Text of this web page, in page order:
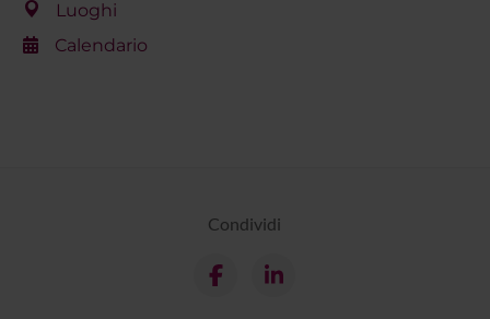
Luoghi
Calendario
Condividi